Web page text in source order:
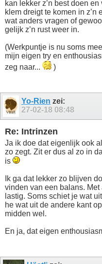
kan lekker z’n best doen
klem dreigt te komen in
wat anders vragen of
gelijk z’n rust weer in.
(Werkpuntje is nu soms
mijn eigen try en
zeg naar...
)
Yo-Rien zei:
27-02-18 08:48
Re: Intrinzen
Ja ik doe dat eigenlijk ook
zo zegt. Zit er dus al zo in
is
Ik ga dat lekker zo blijven
vinden van een balans.
lastig. Soms schiet je wat
he wat uit de andere kant
midden wel.
En ja, dat eigen